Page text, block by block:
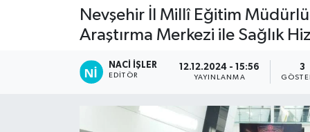
Nevşehir İl Millî Eğitim
Araştırma Merkezi ile Sağlık
NACI İŞLER
EDITÖR
12.12.2024 - 15:56
YAYINLANMA
3
Son Dakika Haberleri